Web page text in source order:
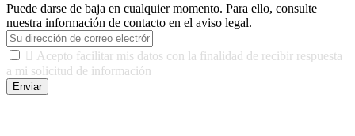
Puede darse de baja en cualquier momento. Para ello, consulte
nuestra información de contacto en el aviso legal.
 Acepto facilitar mis datos con la finalidad de recibir respuesta
a mi solicitud de información
Enviar